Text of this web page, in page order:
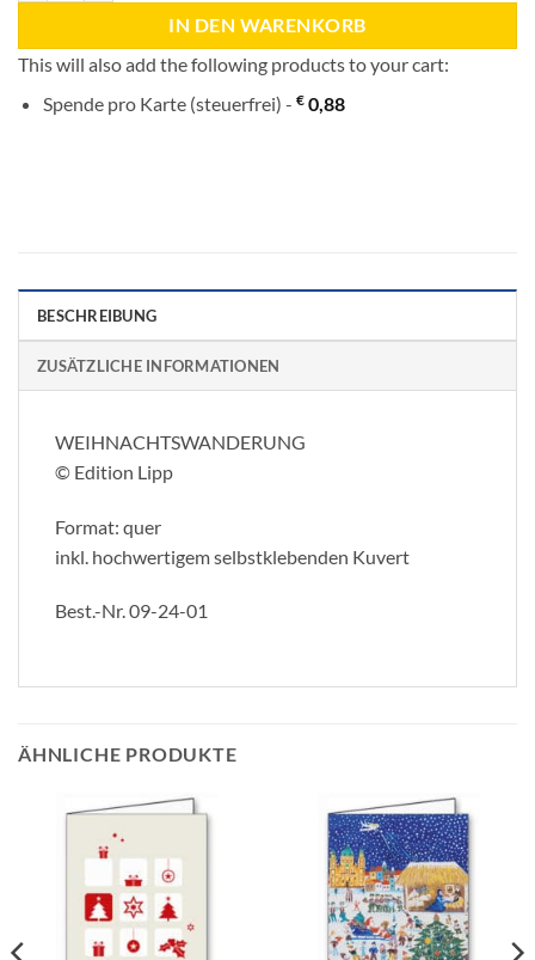
IN DEN WARENKORB
This will also add the following products to your cart:
Spende pro Karte (steuerfrei) - €0,88
BESCHREIBUNG
ZUSÄTZLICHE INFORMATIONEN
WEIHNACHTSWANDERUNG
© Edition Lipp
Format: quer
inkl. hochwertigem selbstklebenden Kuvert
Best.-Nr. 09-24-01
ÄHNLICHE PRODUKTE